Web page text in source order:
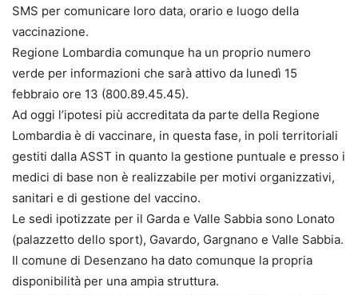
SMS per comunicare loro data, orario e luogo della
vaccinazione.
Regione Lombardia comunque ha un proprio numero
verde per informazioni che sarà attivo da lunedì 15
febbraio ore 13 (800.89.45.45).
Ad oggi l’ipotesi più accreditata da parte della Regione
Lombardia è di vaccinare, in questa fase, in poli territoriali
gestiti dalla ASST in quanto la gestione puntuale e presso i
medici di base non è realizzabile per motivi organizzativi,
sanitari e di gestione del vaccino.
Le sedi ipotizzate per il Garda e Valle Sabbia sono Lonato
(palazzetto dello sport), Gavardo, Gargnano e Valle Sabbia.
Il comune di Desenzano ha dato comunque la propria
disponibilità per una ampia struttura.